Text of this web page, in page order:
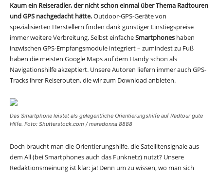
Kaum ein Reiseradler, der nicht schon einmal über Thema Radtouren
und GPS nachgedacht hätte.Outdoor-GPS-Geräte von
spezialisierten Herstellern finden dank günstiger Einstiegspreise
immer weitere Verbreitung. Selbst einfacheSmartphones haben
inzwischen GPS-Empfangsmodule integriert – zumindest zu Fuß
haben die meisten Google Maps auf dem Handy schon als
Navigationshilfe akzeptiert. Unsere Autoren liefern immer auch GPS-
Tracks ihrer Reiserouten, die wir zum Download anbieten.
Das Smartphone leistet als gelegentliche Orientierungshilfe auf Radtour gute
Hilfe. Foto: Shutterstock.com / maradonna 8888
Doch braucht man die Orientierungshilfe, die Satellitensignale aus
dem All (bei Smartphones auch das Funknetz) nutzt? Unsere
Redaktionsmeinung ist klar: ja! Denn um zu wissen, wo man sich